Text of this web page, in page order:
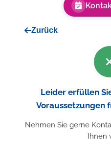
Zurück
Leider erfüllen
Voraussetzungen
Nehmen Sie gerne
Ihnen